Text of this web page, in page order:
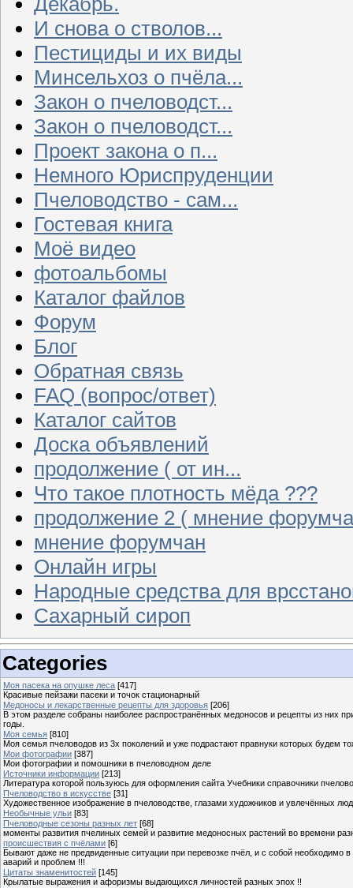
И снова о стволов...
Пестициды и их виды
Минсельхоз о пчёла...
Закон о пчеловодст...
Закон о пчеловодст...
Проект закона о п...
Немного Юриспруденции
Пчеловодство - сам...
Гостевая книга
Моё видео
фотоальбомы
Каталог файлов
Форум
Блог
Обратная связь
FAQ (вопрос/ответ)
Каталог сайтов
Доска объявлений
продолжение ( от ин...
Что такое плотность мёда ???
продолжение 2 ( мнение
мнение форумчан
Онлайн игры
Народные средства для
Сахарный сироп
Categories
Моя пасека на опушке леса [417]
Красивые пейзажи пасеки и точок стационарный
Медоносы и лекарственные рецепты для здоровья [206]
В этом разделе собраны наиболее распространённых медоносов и рецепты из них
годы.
Моя семья [810]
Моя семья пчеловодов из 3х поколений и уже подрастают правнуки которых будем
Мои фотографии [387]
Мои фотографии и помошники в пчеловодном деле
Источники информации [213]
Литература которой пользуюсь для оформления сайта Учебники справочники
Пчеловодство в искусстве [31]
Художественное изображение в пчеловодстве, глазами художников и увлечённых
Необычные ульи [83]
Пчеловодные сезоны разных лет [68]
моменты развития пчелиных семей и развитие медоносных растений во времени
происшествия с пчёлами [6]
Бывают даже не предвиденные ситуации при перевозке пчёл, и с собой необходимо
аварий и проблем !!!
Цитаты знаменитостей [145]
Крылатые выражения и афоризмы выдающихся личностей разных эпох !!